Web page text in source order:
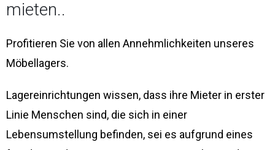
mieten..
Profitieren Sie von allen Annehmlichkeiten unseres
Möbellagers.
Lagereinrichtungen wissen, dass ihre Mieter in erster
Linie Menschen sind, die sich in einer
Lebensumstellung befinden, sei es aufgrund eines